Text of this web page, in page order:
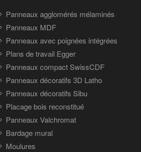
Panneaux agglomérés mélaminés
Panneaux MDF
Panneaux avec poignées intégrées
Plans de travail Egger
Panneaux compact SwissCDF
Panneaux décoratifs 3D Latho
Panneaux décoratifs Sibu
Placage bois reconstitué
Panneaux Valchromat
Bardage mural
Moulures